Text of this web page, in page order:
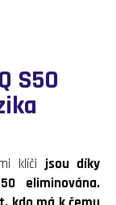
S50
klíčijsou díky
eliminována.